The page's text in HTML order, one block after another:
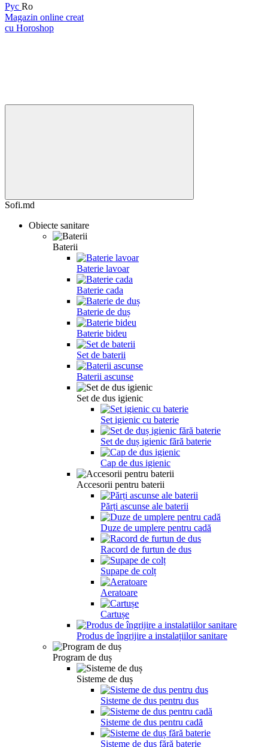
Рус Ro
Magazin online creat
cu Horoshop
Sofi.md
Obiecte sanitare
Baterii
Baterie lavoar
Baterie cada
Baterie de duș
Baterie bideu
Set de baterii
Baterii ascunse
Set de dus igienic
Set igienic cu baterie
Set de duș igienic fără baterie
Cap de dus igienic
Accesorii pentru baterii
Părți ascunse ale baterii
Duze de umplere pentru cadă
Racord de furtun de dus
Supape de colț
Aeratoare
Cartușe
Produs de îngrijire a instalațiilor sanitare
Program de duș
Sisteme de duș
Sisteme de dus pentru dus
Sisteme de dus pentru cadă
Sisteme de duș fără baterie